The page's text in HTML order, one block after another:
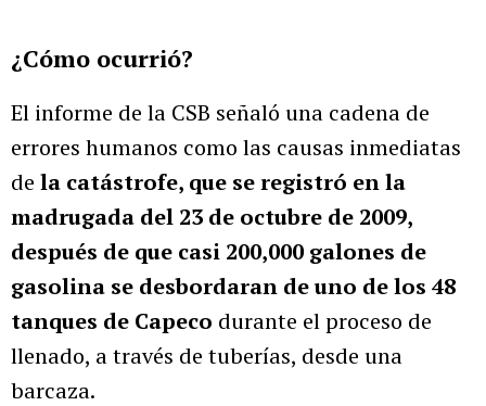
¿Cómo ocurrió?
El informe de la CSB señaló una cadena de
errores humanos como las causas inmediatas
de la catástrofe, que se registró en la
madrugada del 23 de octubre de 2009,
después de que casi 200,000 galones de
gasolina se desbordaran de uno de los 48
tanques de Capeco durante el proceso de
llenado, a través de tuberías, desde una
barcaza.